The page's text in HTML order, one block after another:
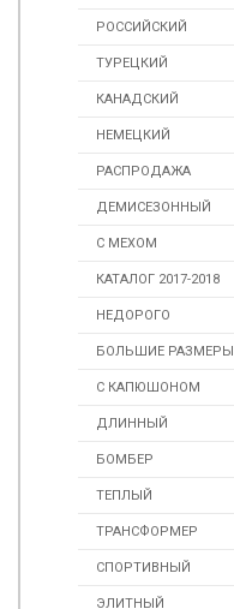
РОССИЙСКИЙ
ТУРЕЦКИЙ
КАНАДСКИЙ
НЕМЕЦКИЙ
РАСПРОДАЖА
ДЕМИСЕЗОННЫЙ
С МЕХОМ
КАТАЛОГ 2017-2018
НЕДОРОГО
БОЛЬШИЕ РАЗМЕРЫ
С КАПЮШОНОМ
ДЛИННЫЙ
БОМБЕР
ТЕПЛЫЙ
ТРАНСФОРМЕР
СПОРТИВНЫЙ
ЭЛИТНЫЙ